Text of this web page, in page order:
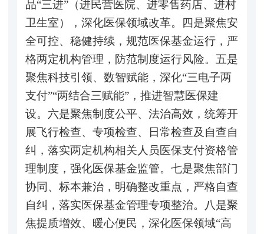
品“三进”（进民营医院、进零售药店、进村
卫生室），深化医保领域改革。四是聚焦安
全可控、稳健持续，规范医保基金运行，严
格两定机构管理，防范制度运行风险。五是
聚焦科技引领、数智赋能，深化“三电子两
支付”“两结合三赋能”，推进智慧医保建
设。六是聚焦制度公平、法治高效，统筹开
展飞行检查、专项检查、日常检查及自查自
纠，落实两定机构相关人员医保支付资格管
理制度，强化医保基金监管。七是聚焦部门
协同、标本兼治，明确整改重点，严格自查
自纠，落实医保基金管理专项整治。八是聚
焦提质增效、暖心便民，深化医保领域“高